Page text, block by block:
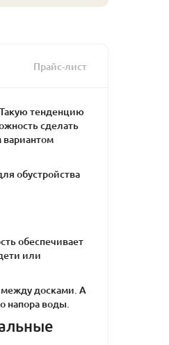
Прайс-лист
тенденцию
сделать
обустройства
обеспечивает
или
между досками. А
напора воды.